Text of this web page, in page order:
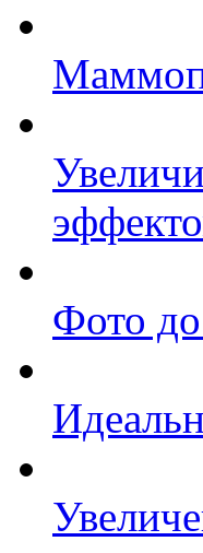
Фото